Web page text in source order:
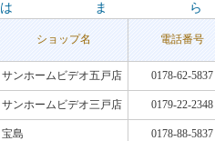
は
ま ら
ショップ名 電話番号
サンホームビデオ五戸店 0178-62-5837
サンホームビデオ三戸店 0179-22-2348
宝島 0178-88-5837